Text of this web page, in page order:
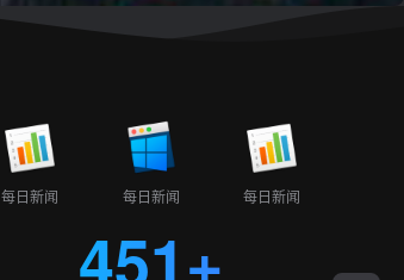
每日新闻 每日新闻 每日新闻
451+